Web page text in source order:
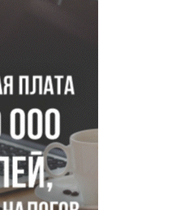
доставили в
сломал ребенку
подросток за